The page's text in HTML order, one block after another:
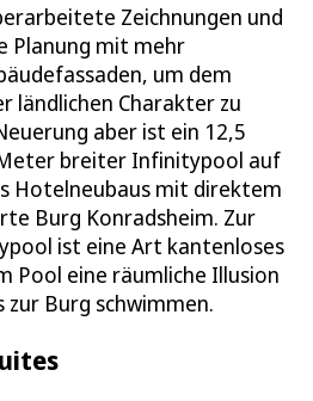
Zeichnungen und
Planung mit mehr
um dem
ländlichen Charakter zu
aber ist ein 12,5
breiter Infinitypool auf
Hotelneubaus mit direktem
Burg Konradsheim. Zur
ist eine Art kantenloses
Pool eine räumliche Illusion
Burg schwimmen.